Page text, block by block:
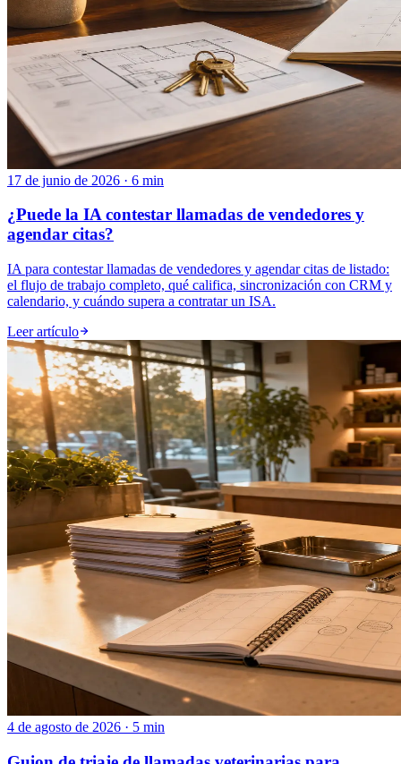
17 de junio de 2026 · 6 min
¿Puede la IA contestar llamadas de vendedores y
agendar citas?
IA para contestar llamadas de vendedores y agendar citas de listado:
el flujo de trabajo completo, qué califica, sincronización con CRM y
calendario, y cuándo supera a contratar un ISA.
Leer artículo
4 de agosto de 2026 · 5 min